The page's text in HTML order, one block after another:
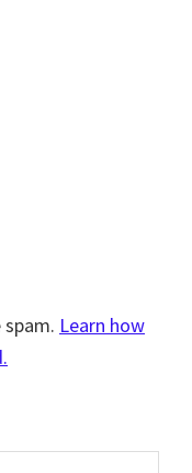
Learn how